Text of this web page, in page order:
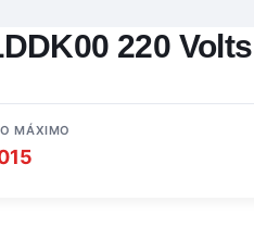
220 Volts
MÁXIMO